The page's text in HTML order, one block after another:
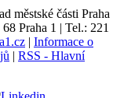
městské části Praha
Praha 1 | Tel.: 221
| Informace o
| RSS - Hlavní